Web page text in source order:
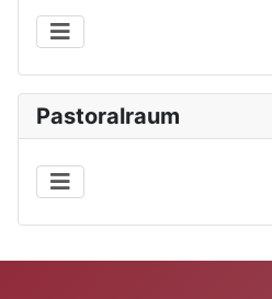
Pastoralraum